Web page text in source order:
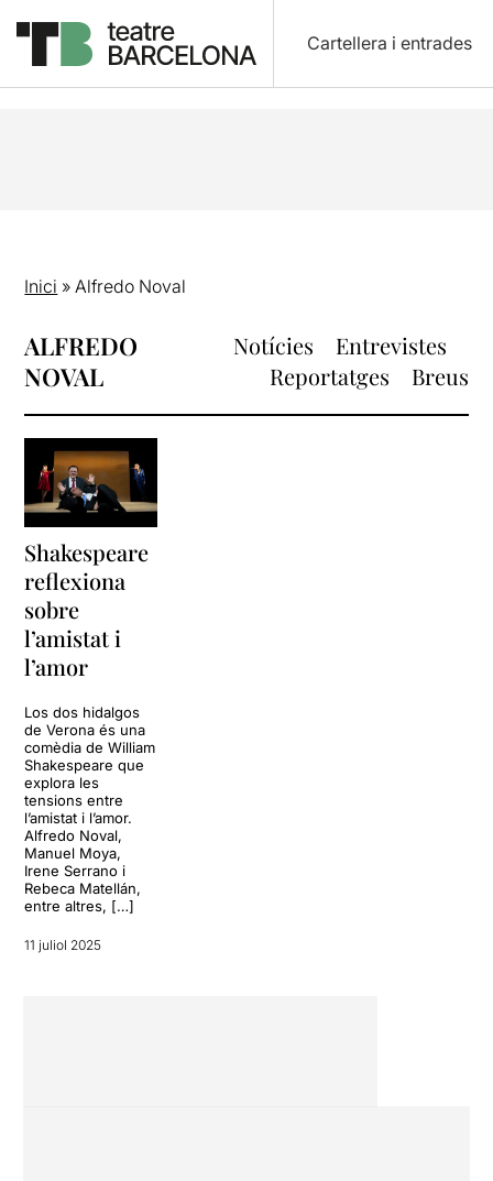
Cartellera i entrades
Inici »Alfredo Noval
ALFREDO
NOVAL
Notícies
Entrevistes
Reportatges
Breus
Shakespeare
reflexiona
sobre
l’amistat i
l’amor
Los dos hidalgos
de Verona és una
comèdia de William
Shakespeare que
explora les
tensions entre
l’amistat i l’amor.
Alfredo Noval,
Manuel Moya,
Irene Serrano i
Rebeca Matellán,
entre altres, […]
11 juliol 2025